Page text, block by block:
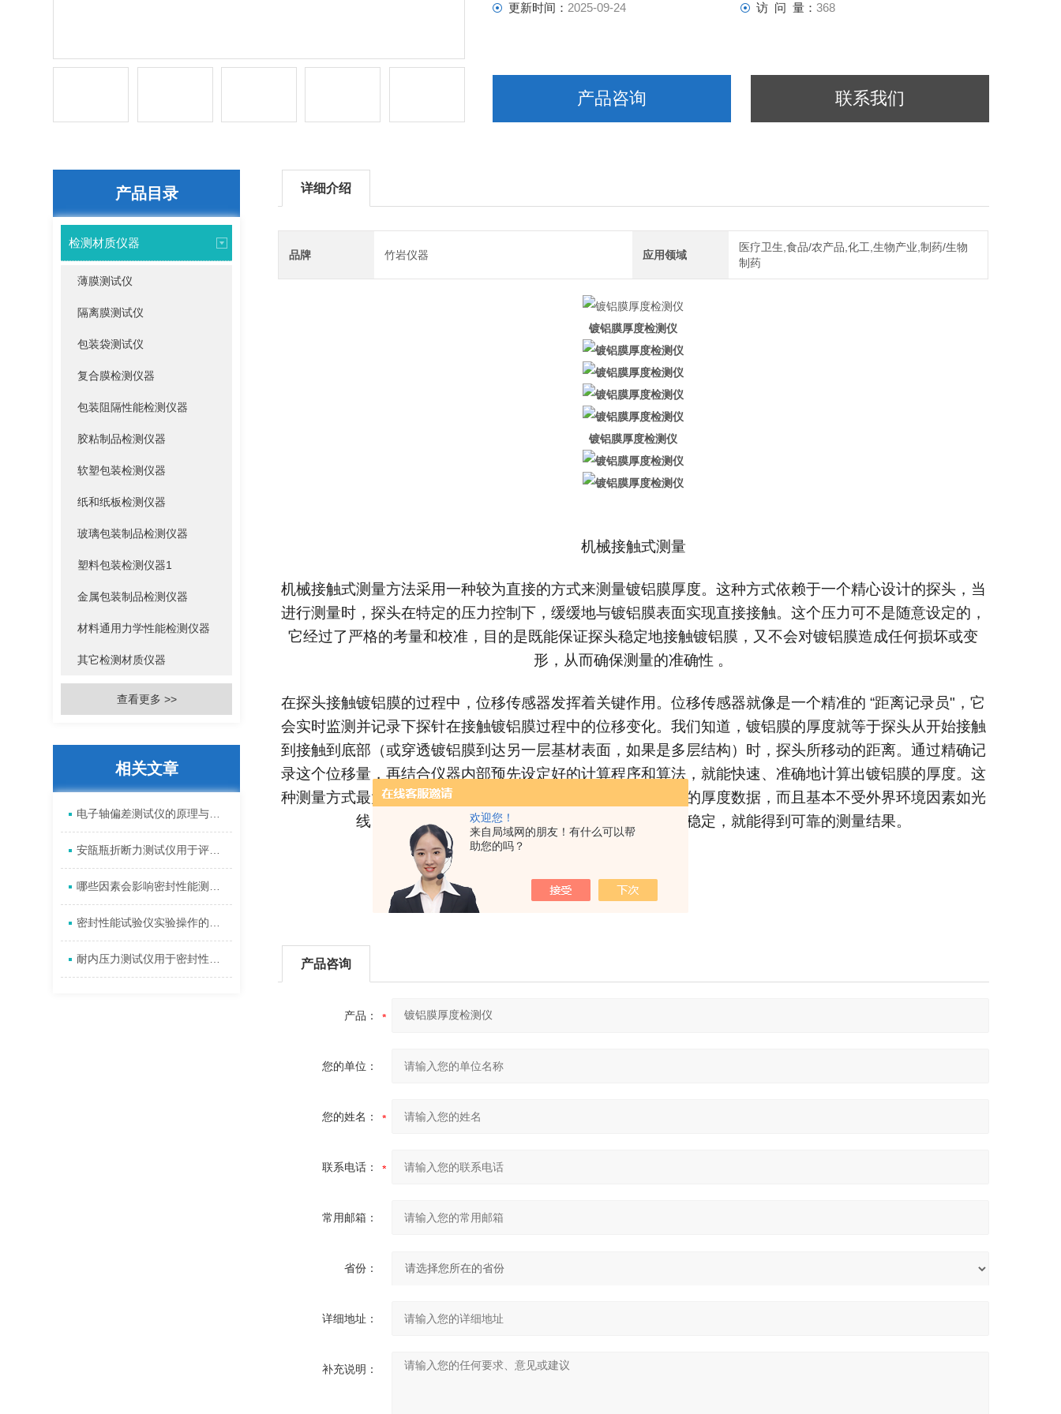
欢迎您！
来自局域网的朋友！有什么可以帮
助您的吗？
更新时间： 2025-09-24 访 问 量：368
产品咨询 联系我们
详细介绍
品牌 竹岩仪器 应用领域
医疗卫生,食品/农产品,化工,生物产业,制药/生物
制药
镀铝膜厚度检测仪
镀铝膜厚度检测仪
机械接触式测量
机械接触式测量方法采用一种较为直接的方式来测量镀铝膜厚度。这种方式依赖于一个精心设计的探头，当
进行测量时，探头在特定的压力控制下，缓缓地与镀铝膜表面实现直接接触。这个压力可不是随意设定的，
它经过了严格的考量和校准，目的是既能保证探头稳定地接触镀铝膜，又不会对镀铝膜造成任何损坏或变
形，从而确保测量的准确性 。
在探头接触镀铝膜的过程中，位移传感器发挥着关键作用。位移传感器就像是一个精准的 “距离记录员"，它
会实时监测并记录下探针在接触镀铝膜过程中的位移变化。我们知道，镀铝膜的厚度就等于探头从开始接触
到接触到底部（或穿透镀铝膜到达另一层基材表面，如果是多层结构）时，探头所移动的距离。通过精确记
录这个位移量，再结合仪器内部预先设定好的计算程序和算法，就能快速、准确地计算出镀铝膜的厚度。这
种测量方式最大的优点就是直观、精准，能够直接获取镀铝膜的厚度数据，而且基本不受外界环境因素如光
线、温度、湿度等的干扰，只要保证测量环境相对稳定，就能得到可靠的测量结果。
产品咨询
产品：
您的单位：
您的姓名：
联系电话：
常用邮箱：
省份：
详细地址：
补充说明：
产品目录
检测材质仪器
薄膜测试仪
隔离膜测试仪
包装袋测试仪
复合膜检测仪器
包装阻隔性能检测仪器
胶粘制品检测仪器
软塑包装检测仪器
纸和纸板检测仪器
玻璃包装制品检测仪器
塑料包装检测仪器1
金属包装制品检测仪器
材料通用力学性能检测仪器
其它检测材质仪器
查看更多 >>
相关文章